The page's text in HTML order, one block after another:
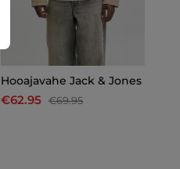
Hooajavahe Jack & Jones
€62.95 €69.95